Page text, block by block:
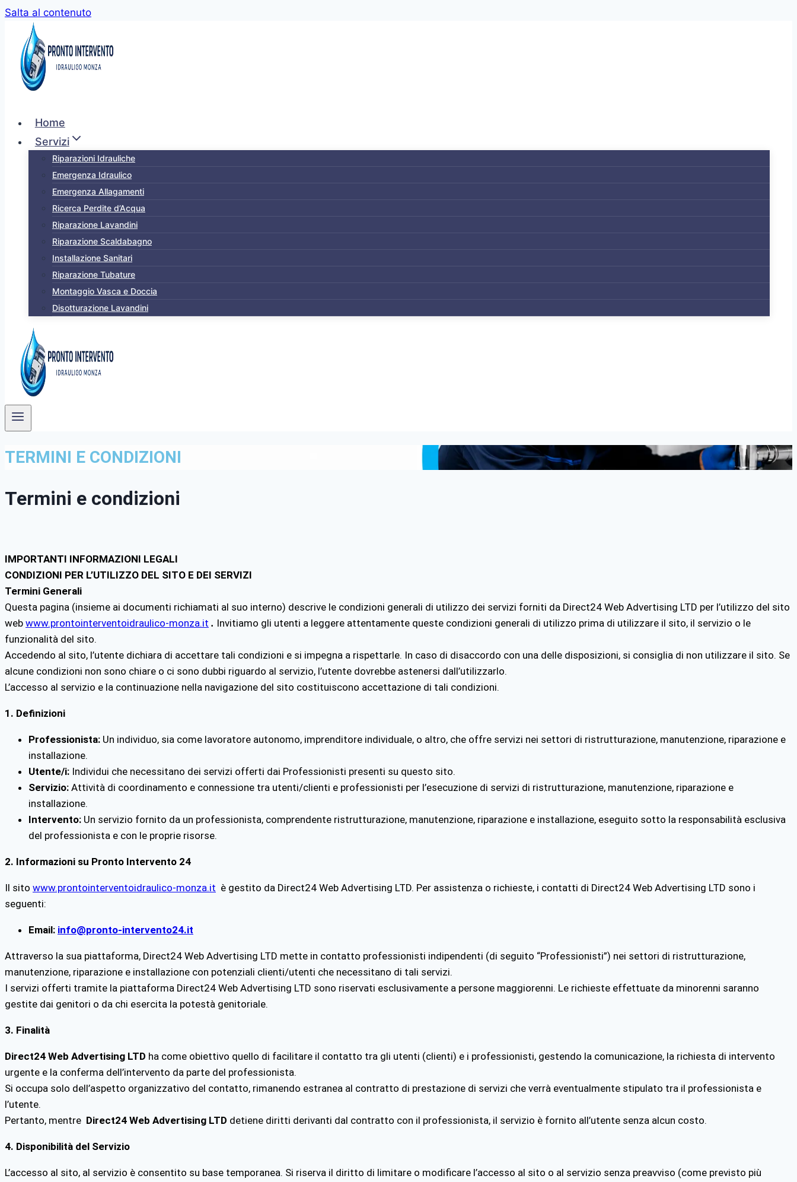
Salta al contenuto
Home
Servizi
Riparazioni Idrauliche
Emergenza Idraulico
Emergenza Allagamenti
Ricerca Perdite d’Acqua
Riparazione Lavandini
Riparazione Scaldabagno
Installazione Sanitari
Riparazione Tubature
Montaggio Vasca e Doccia
Disotturazione Lavandini
TERMINI E CONDIZIONI
Termini e condizioni
IMPORTANTI INFORMAZIONI LEGALI
CONDIZIONI PER L’UTILIZZO DEL SITO E DEI SERVIZI
Termini Generali
Questa pagina (insieme ai documenti richiamati al suo interno) descrive le condizioni generali di utilizzo dei servizi forniti da Direct24 Web Advertising LTD per l’utilizzo del sito
web www.prontointerventoidraulico-monza.it . Invitiamo gli utenti a leggere attentamente queste condizioni generali di utilizzo prima di utilizzare il sito, il servizio o le
funzionalità del sito.
Accedendo al sito, l’utente dichiara di accettare tali condizioni e si impegna a rispettarle. In caso di disaccordo con una delle disposizioni, si consiglia di non utilizzare il sito. Se
alcune condizioni non sono chiare o ci sono dubbi riguardo al servizio, l’utente dovrebbe astenersi dall’utilizzarlo.
L’accesso al servizio e la continuazione nella navigazione del sito costituiscono accettazione di tali condizioni.
1. Definizioni
Professionista: Un individuo, sia come lavoratore autonomo, imprenditore individuale, o altro, che offre servizi nei settori di ristrutturazione, manutenzione, riparazione e
installazione.
Utente/i: Individui che necessitano dei servizi offerti dai Professionisti presenti su questo sito.
Servizio: Attività di coordinamento e connessione tra utenti/clienti e professionisti per l’esecuzione di servizi di ristrutturazione, manutenzione, riparazione e
installazione.
Intervento: Un servizio fornito da un professionista, comprendente ristrutturazione, manutenzione, riparazione e installazione, eseguito sotto la responsabilità esclusiva
del professionista e con le proprie risorse.
2. Informazioni su Pronto Intervento 24
Il sito www.prontointerventoidraulico-monza.it è gestito da Direct24 Web Advertising LTD. Per assistenza o richieste, i contatti di Direct24 Web Advertising LTD sono i
seguenti:
Email: info@pronto-intervento24.it
Attraverso la sua piattaforma, Direct24 Web Advertising LTD mette in contatto professionisti indipendenti (di seguito “Professionisti”) nei settori di ristrutturazione,
manutenzione, riparazione e installazione con potenziali clienti/utenti che necessitano di tali servizi.
I servizi offerti tramite la piattaforma Direct24 Web Advertising LTD sono riservati esclusivamente a persone maggiorenni. Le richieste effettuate da minorenni saranno
gestite dai genitori o da chi esercita la potestà genitoriale.
3. Finalità
Direct24 Web Advertising LTD ha come obiettivo quello di facilitare il contatto tra gli utenti (clienti) e i professionisti, gestendo la comunicazione, la richiesta di intervento
urgente e la conferma dell’intervento da parte del professionista.
Si occupa solo dell’aspetto organizzativo del contatto, rimanendo estranea al contratto di prestazione di servizi che verrà eventualmente stipulato tra il professionista e
l’utente.
Pertanto, mentre Direct24 Web Advertising LTD detiene diritti derivanti dal contratto con il professionista, il servizio è fornito all’utente senza alcun costo.
4. Disponibilità del Servizio
L’accesso al sito, al servizio è consentito su base temporanea. Si riserva il diritto di limitare o modificare l’accesso al sito o al servizio senza preavviso (come previsto più